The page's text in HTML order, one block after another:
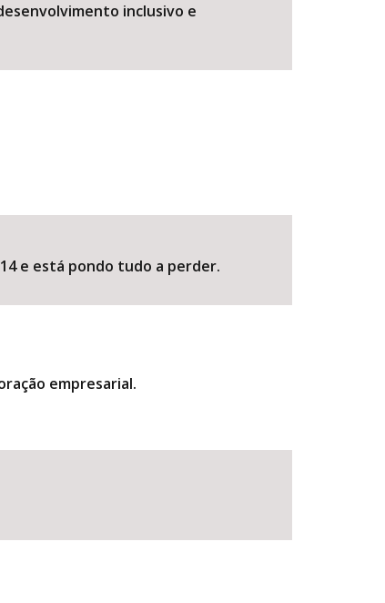
inclusivo e
e está pondo tudo a perder.
empresarial.